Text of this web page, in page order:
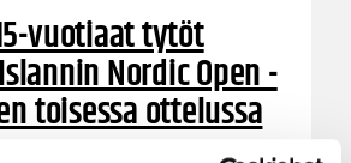
vuotiaat tytöt
Nordic Open -
toisessa ottelussa